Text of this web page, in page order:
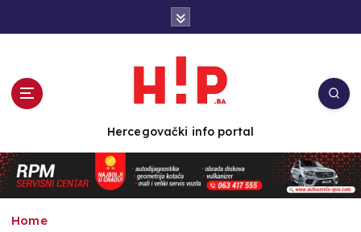
n
t
e
Hercegovački info portal
Home